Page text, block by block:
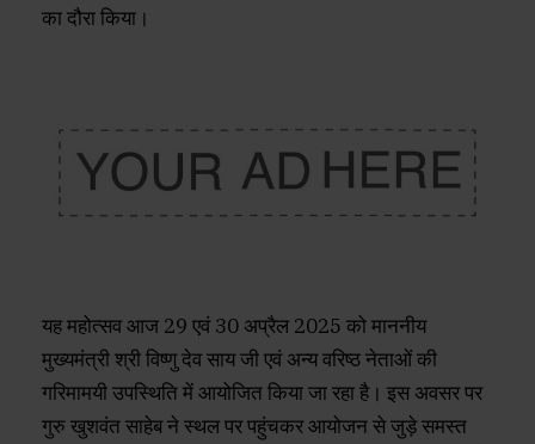
का दौरा किया।
यह महोत्सव आज 29 एवं 30 अप्रैल 2025 को माननीय
मुख्यमंत्री श्री विष्णु देव साय जी एवं अन्य वरिष्ठ नेताओं की
गरिमामयी उपस्थिति में आयोजित किया जा रहा है। इस अवसर पर
गुरु खुशवंत साहेब ने स्थल पर पहुंचकर आयोजन से जुड़े समस्त